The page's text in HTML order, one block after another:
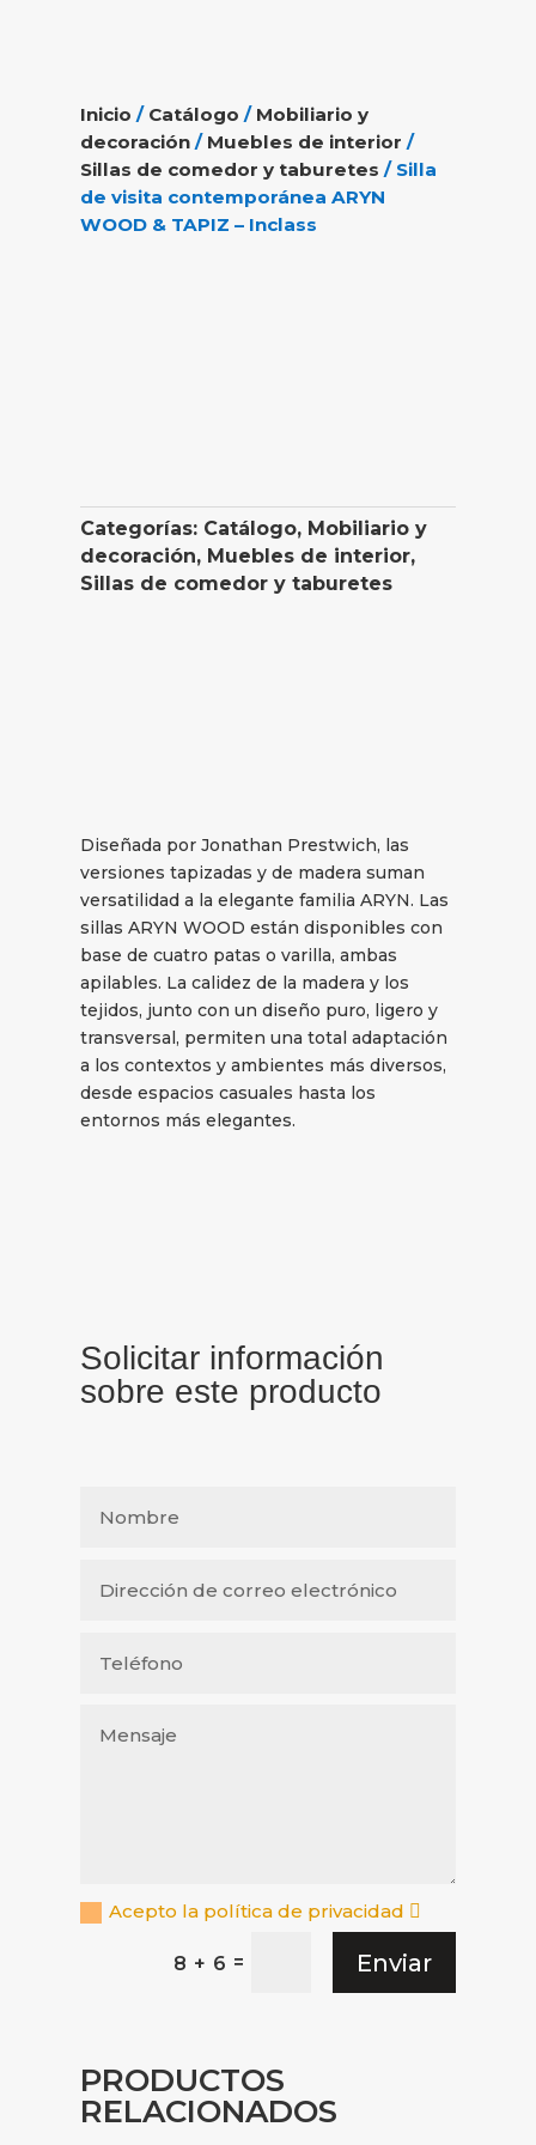
Inicio / Catálogo / Mobiliario y
decoración / Muebles de interior /
Sillas de comedor y taburetes / Silla
de visita contemporánea ARYN
WOOD & TAPIZ – Inclass
Categorías: Catálogo, Mobiliario y
decoración, Muebles de interior,
Sillas de comedor y taburetes
Diseñada por Jonathan Prestwich, las
versiones tapizadas y de madera suman
versatilidad a la elegante familia ARYN. Las
sillas ARYN WOOD están disponibles con
base de cuatro patas o varilla, ambas
apilables. La calidez de la madera y los
tejidos, junto con un diseño puro, ligero y
transversal, permiten una total adaptación
a los contextos y ambientes más diversos,
desde espacios casuales hasta los
entornos más elegantes.
Solicitar información
sobre este producto
Acepto la política de privacidad
8 + 6 = Enviar
PRODUCTOS
RELACIONADOS